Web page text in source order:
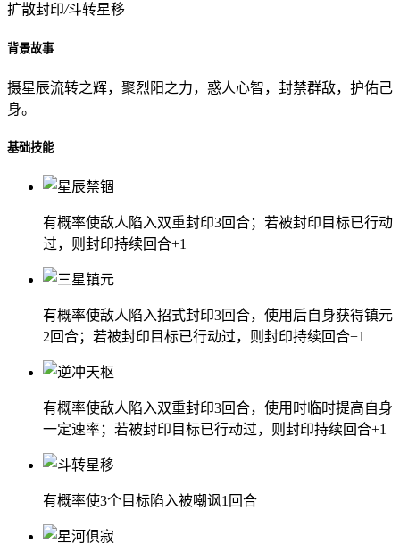
扩散封印/斗转星移
背景故事
摄星辰流转之辉，聚烈阳之力，惑人心智，封禁群敌，护佑己
身。
基础技能
有概率使敌人陷入双重封印3回合；若被封印目标已行动
过，则封印持续回合+1
有概率使敌人陷入招式封印3回合，使用后自身获得镇元
2回合；若被封印目标已行动过，则封印持续回合+1
有概率使敌人陷入双重封印3回合，使用时临时提高自身
一定速率；若被封印目标已行动过，则封印持续回合+1
有概率使3个目标陷入被嘲讽1回合